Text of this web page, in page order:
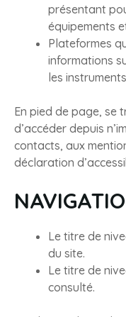
présentant
équipements
Plateformes
informations
les
En pied de page, se
d’accéder depuis
contacts, aux
déclaration
Le titre de
du site.
Le titre de
consulté.